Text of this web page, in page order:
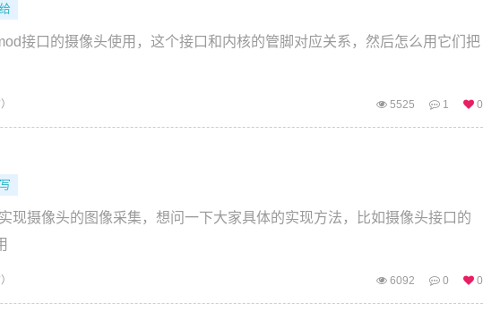
接口的摄像头使用，这个接口和内核的管脚对应关系，然后怎么用它们把
5525 1 0
现摄像头的图像采集，想问一下大家具体的实现方法，比如摄像头接口的
6092 0 0